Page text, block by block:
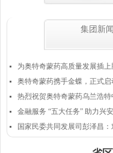
넷 为奥特奇蒙药高质量发展插
넷 奥特奇蒙药携手金蝶，正式启
넷
넷
넷 国家民委共同发展司彭泽昌
集团新闻